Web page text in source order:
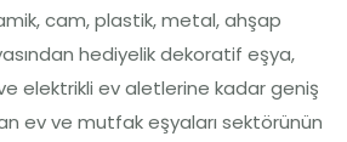
cam, plastik, metal, ahşap
hediyelik dekoratif eşya,
elektrikli ev aletlerine kadar geniş
ev ve mutfak eşyaları sektörünün